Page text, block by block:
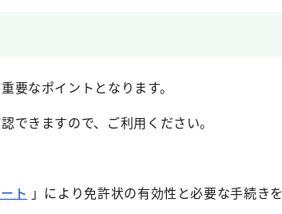
要なポイントとなります。
できますので、ご利用ください。
ト 」により免許状の有効性と必要な手続きを